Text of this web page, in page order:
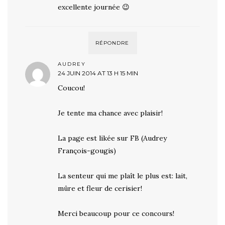
excellente journée 😉
RÉPONDRE
AUDREY
24 JUIN 2014 AT 13 H 15 MIN
Coucou!
Je tente ma chance avec plaisir!
La page est likée sur FB (Audrey
François-gougis)
La senteur qui me plaît le plus est: lait,
mûre et fleur de cerisier!
Merci beaucoup pour ce concours!